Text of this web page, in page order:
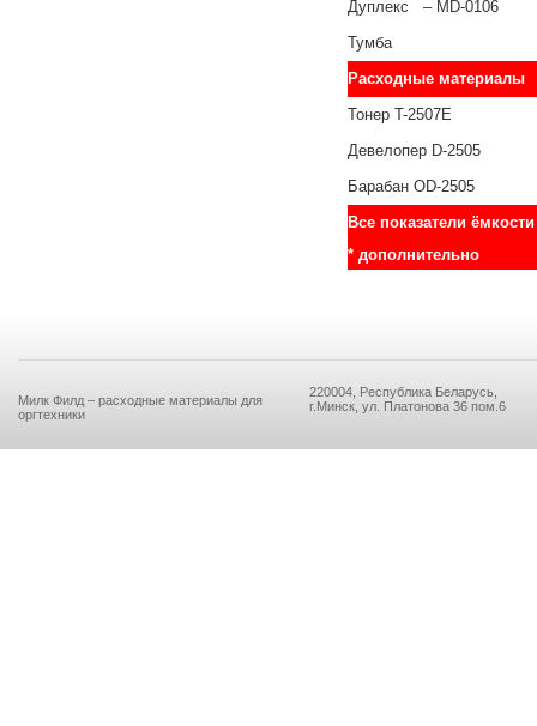
Дуплекс – MD-0106
Тумба
Расходные материалы
Тонер T-2507E
Девелопер D-2505
Барабан OD-2505
Все показатели
* дополнительно
Милк Филд – расходные материалы для
оргтехники
220004, Республика Беларусь,
г.Минск, ул. Платонова 36 пом.6